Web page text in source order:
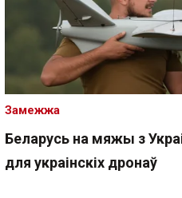
Беларусь на мяжы з
для украінскіх дронаў
Замежжа